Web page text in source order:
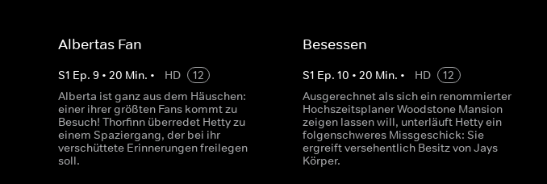
Albertas Fan
S1 Ep. 9 • 20 Min. • HD
12
Alberta ist ganz aus dem Häuschen:
einer ihrer größten Fans kommt zu
Besuch! Thorfinn überredet Hetty zu
einem Spaziergang, der bei ihr
verschüttete Erinnerungen freilegen
soll.
Besessen
S1 Ep.10 •20 Min. • HD
12
Ausgerechnet als sich ein renommierter
Hochszeitsplaner Woodstone Mansion
zeigen lassen will, unterläuft Hetty ein
folgenschweres Missgeschick: Sie
ergreift versehentlich Besitz von Jays
Körper.